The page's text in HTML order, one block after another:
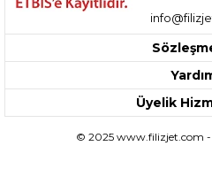
Üyelik
© 2025 www.filizjet.com -